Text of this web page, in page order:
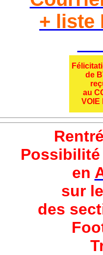
+ liste
de
au
VOIE
en
sur
des